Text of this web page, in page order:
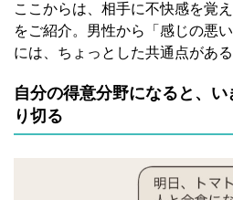
ここからは、相手に不快感を覚
をご紹介。男性から「感じの悪
には、ちょっとした共通点があ
自分の得意分野になると、
り切る